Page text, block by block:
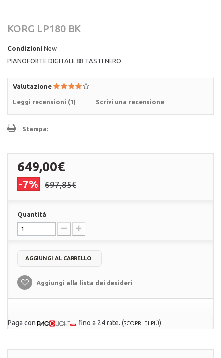
KORG LP180 BK
Condizioni New
PIANOFORTE DIGITALE 88 TASTI NERO
Valutazione
Leggi recensioni (1) Scrivi una recensione
Stampa:
649,00€
-7% 697,85€
Quantità
AGGIUNGI AL CARRELLO
Aggiungi alla lista dei desideri
Paga con fino a 24 rate. (SCOPRI DI PIÙ)